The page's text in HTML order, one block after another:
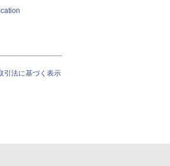
引法に基づく表示